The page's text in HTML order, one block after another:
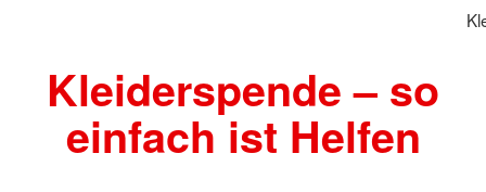
Kleiderspende – so
einfach ist Helfen